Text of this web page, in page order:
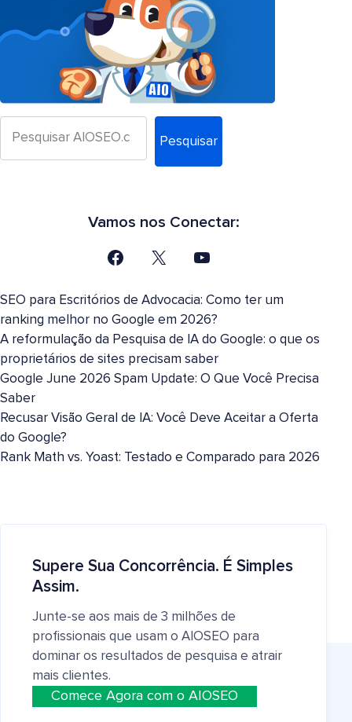
Pesquisar
Vamos nos Conectar:
SEO para Escritórios de Advocacia: Como ter um
ranking melhor no Google em 2026?
A reformulação da Pesquisa de IA do Google: o que os
proprietários de sites precisam saber
Google June 2026 Spam Update: O Que Você Precisa
Saber
Recusar Visão Geral de IA: Você Deve Aceitar a Oferta
do Google?
Rank Math vs. Yoast: Testado e Comparado para 2026
Supere Sua Concorrência. É Simples
Assim.
Junte-se aos mais de 3 milhões de
profissionais que usam o AIOSEO para
dominar os resultados de pesquisa e atrair
mais clientes.
Comece Agora com o AIOSEO